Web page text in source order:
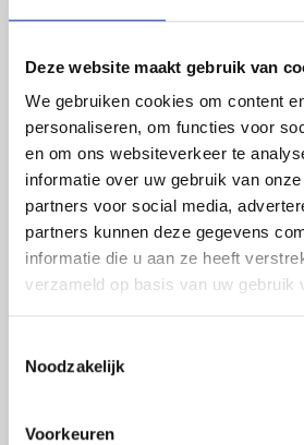
Deze website maakt gebruik van
We gebruiken cookies om content
personaliseren, om functies voor
en om ons websiteverkeer te
informatie over uw gebruik van
partners voor social media,
partners kunnen deze gegevens
informatie die u aan ze heeft
verzameld op basis van uw gebruik
Noodzakelijk
Voorkeuren
Open galerij